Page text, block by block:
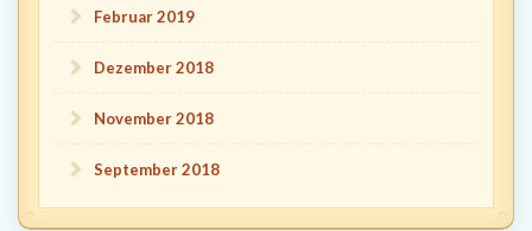
Februar 2019
Dezember 2018
November 2018
September 2018